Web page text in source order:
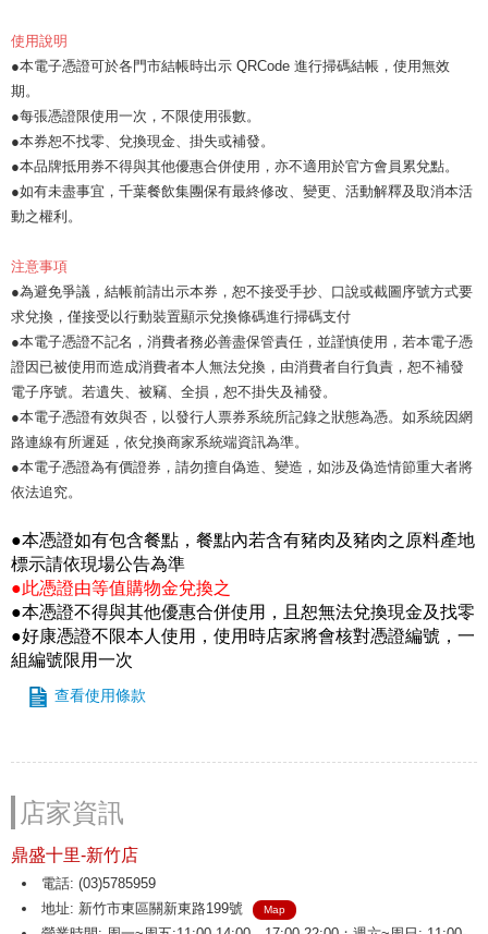
使用說明
●本電子憑證可於各門市結帳時出示 QRCode 進行掃碼結帳，使用無效
期。
●每張憑證限使用一次，不限使用張數。
●本券恕不找零、兌換現金、掛失或補發。
●本品牌抵用券不得與其他優惠合併使用，亦不適用於官方會員累兌點。
●如有未盡事宜，千葉餐飲集團保有最終修改、變更、活動解釋及取消本活
動之權利。
注意事項
●為避免爭議，結帳前請出示本券，恕不接受手抄、口說或截圖序號方式要
求兌換，僅接受以行動裝置顯示兌換條碼進行掃碼支付
●本電子憑證不記名，消費者務必善盡保管責任，並謹慎使用，若本電子憑
證因已被使用而造成消費者本人無法兌換，由消費者自行負責，恕不補發
電子序號。若遺失、被竊、全損，恕不掛失及補發。
●本電子憑證有效與否，以發行人票券系統所記錄之狀態為憑。如系統因網
路連線有所遲延，依兌換商家系統端資訊為準。
●本電子憑證為有價證券，請勿擅自偽造、變造，如涉及偽造情節重大者將
依法追究。
●本憑證如有包含餐點，餐點內若含有豬肉及豬肉之原料產地
標示請依現場公告為準
●此憑證由等值購物金兌換之
●本憑證不得與其他優惠合併使用，且恕無法兌換現金及找零
●好康憑證不限本人使用，使用時店家將會核對憑證編號，一
組編號限用一次
查看使用條款
店家資訊
鼎盛十里-新竹店
電話: (03)5785959
地址: 新竹市東區關新東路199號
Map